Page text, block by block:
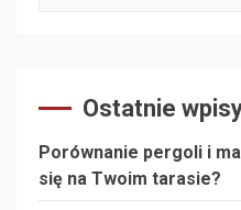
Ostatnie
Porównanie pergoli i
się na Twoim tarasie?